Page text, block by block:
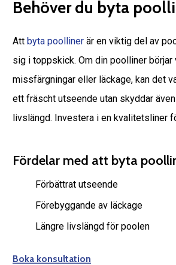
Behöver du byta
Attbyta poolliner är en viktig del av
sig i toppskick. Om din poolliner
missfärgningar eller läckage, kan det
ett fräscht utseende utan skyddar
livslängd. Investera i en kvalitetsliner
Fördelar med att byta
Förbättrat utseende
Förebyggande av läckage
Längre livslängd för poolen
Boka konsultation